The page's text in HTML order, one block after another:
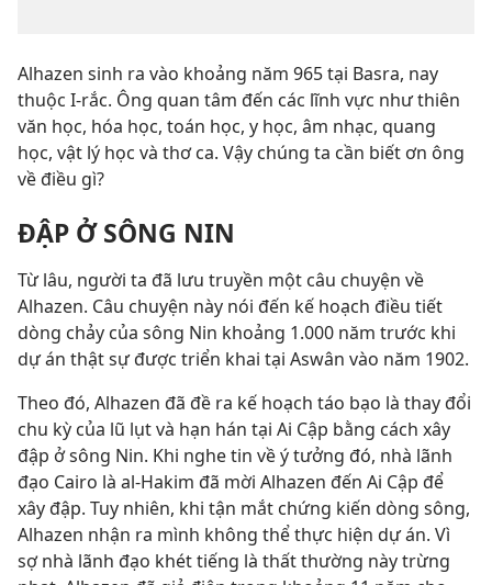
Alhazen sinh ra vào khoảng năm 965 tại Basra, nay
thuộc I-rắc. Ông quan tâm đến các lĩnh vực như thiên
văn học, hóa học, toán học, y học, âm nhạc, quang
học, vật lý học và thơ ca. Vậy chúng ta cần biết ơn ông
về điều gì?
ĐẬP Ở SÔNG NIN
Từ lâu, người ta đã lưu truyền một câu chuyện về
Alhazen. Câu chuyện này nói đến kế hoạch điều tiết
dòng chảy của sông Nin khoảng 1.000 năm trước khi
dự án thật sự được triển khai tại Aswân vào năm 1902.
Theo đó, Alhazen đã đề ra kế hoạch táo bạo là thay đổi
chu kỳ của lũ lụt và hạn hán tại Ai Cập bằng cách xây
đập ở sông Nin. Khi nghe tin về ý tưởng đó, nhà lãnh
đạo Cairo là al-Hakim đã mời Alhazen đến Ai Cập để
xây đập. Tuy nhiên, khi tận mắt chứng kiến dòng sông,
Alhazen nhận ra mình không thể thực hiện dự án. Vì
sợ nhà lãnh đạo khét tiếng là thất thường này trừng